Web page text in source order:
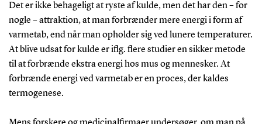
Det er ikke behageligt at ryste af kulde, men det har den – for
nogle – attraktion, at man forbrænder mere energi i form af
varmetab, end når man opholder sig ved lunere temperaturer.
At blive udsat for kulde er iflg. flere studier en sikker metode
til at forbrænde ekstra energi hos mus og mennesker. At
forbrænde energi ved varmetab er en proces, der kaldes
termogenese.